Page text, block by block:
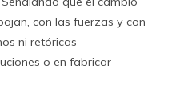
con las fuerzas y con
ni retóricas
o en fabricar